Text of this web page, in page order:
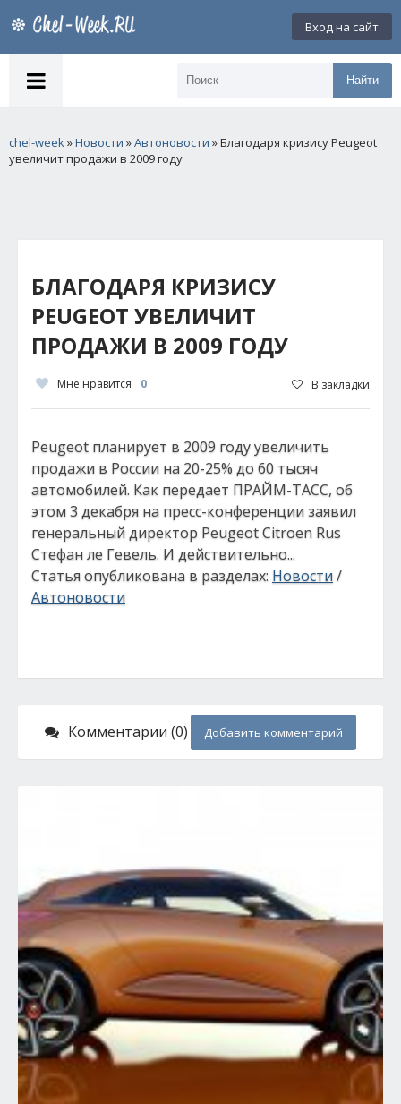
Вход на сайт
Найти
chel-week»Новости »Автоновости » Благодаря кризису Peugeot
увеличит продажи в 2009 году
БЛАГОДАРЯ КРИЗИСУ
PEUGEOT УВЕЛИЧИТ
ПРОДАЖИ В 2009 ГОДУ
Мне нравится 0 В закладки
Peugeot планирует в 2009 году увеличить
продажи в России на 20-25% до 60 тысяч
автомобилей. Как передает ПРАЙМ-ТАСС, об
этом 3 декабря на пресс-конференции заявил
генеральный директор Peugeot Сitroen Rus
Стефан ле Гевель. И действительно...
Статья опубликована в разделах: Новости/
Автоновости
Комментарии (0) Добавить комментарий